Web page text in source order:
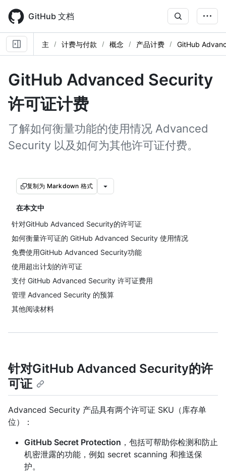
main
content
GitHub 文档
主 计费与付款 概念 产品计费 GitHub
GitHub Advanced Security
许可证计费
了解如何衡量功能的使用情况 Advanced
Security 以及如何为其他许可证付费。
复制为 Markdown 格式
在本文中
针对GitHub Advanced Security的许可证
如何衡量许可证的 GitHub Advanced Security 使用情况
免费使用GitHub Advanced Security功能
使用超出计划的许可证
支付 GitHub Advanced Security 许可证费用
管理 Advanced Security 的预算
其他阅读材料
针对GitHub Advanced Security的许
可证
Advanced Security 产品具有两个许可证 SKU（库存单
位）：
GitHub Secret Protection ，包括可帮助你检测和防止
机密泄露的功能，例如 secret scanning 和推送保
护。